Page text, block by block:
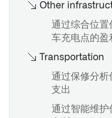
Other
通过综合位置
车充电点的盈
Transportation
通过保修分析
支出
通过智能维护